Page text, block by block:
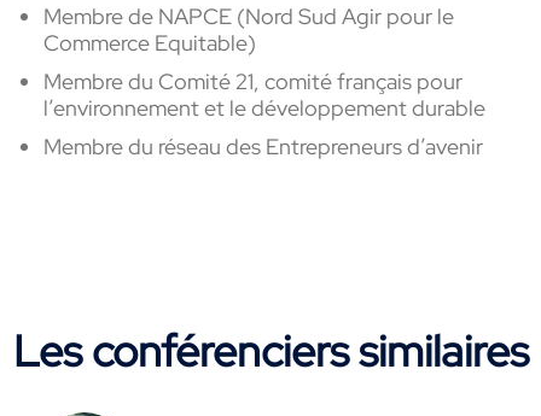
Membre de NAPCE (Nord Sud Agir pour le
Commerce Equitable)
Membre du Comité 21, comité français pour
l’environnement et le développement durable
Membre du réseau des Entrepreneurs d’avenir
Les conférenciers similaires